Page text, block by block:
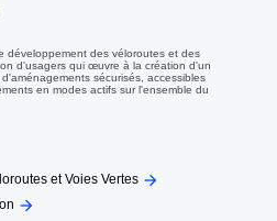
développement des véloroutes et des
d'usagers qui œuvre à la création d'un
sécurisés, accessibles
en modes actifs sur l'ensemble du
et Voies Vertes 
